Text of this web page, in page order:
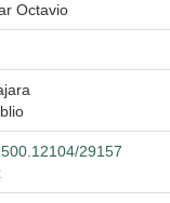
Octavio
29157